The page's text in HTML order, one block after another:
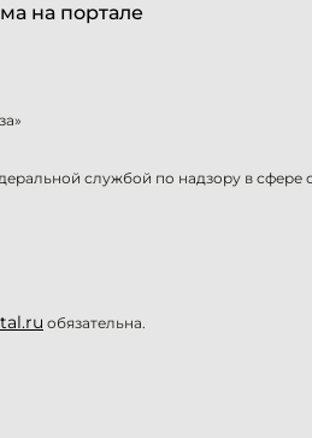
на портале
службой по надзору в сфере
обязательна.